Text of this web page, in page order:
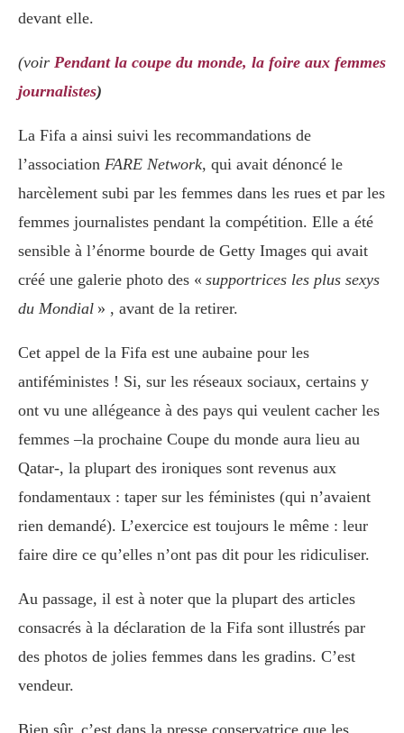
devant elle.
(voir Pendant la coupe du monde, la foire aux femmes
journalistes)
La Fifa a ainsi suivi les recommandations de
l’association FARE Network, qui avait dénoncé le
harcèlement subi par les femmes dans les rues et par les
femmes journalistes pendant la compétition. Elle a été
sensible à l’énorme bourde de Getty Images qui avait
créé une galerie photo des « supportrices les plus sexys
du Mondial » , avant de la retirer.
Cet appel de la Fifa est une aubaine pour les
antiféministes ! Si, sur les réseaux sociaux, certains y
ont vu une allégeance à des pays qui veulent cacher les
femmes –la prochaine Coupe du monde aura lieu au
Qatar-, la plupart des ironiques sont revenus aux
fondamentaux : taper sur les féministes (qui n’avaient
rien demandé). L’exercice est toujours le même : leur
faire dire ce qu’elles n’ont pas dit pour les ridiculiser.
Au passage, il est à noter que la plupart des articles
consacrés à la déclaration de la Fifa sont illustrés par
des photos de jolies femmes dans les gradins. C’est
vendeur.